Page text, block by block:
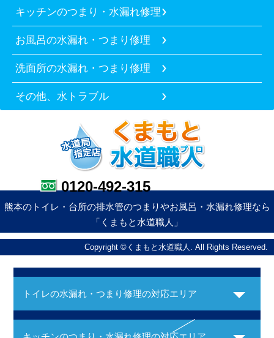
キッチンのつまり・水漏れ修理
お風呂の水漏れ・つまり修理
洗面所の水漏れ・つまり修理
その他、水トラブル
0120-492-315
熊本のトイレ・台所の排水管のつまりやお風呂・水漏れ修理なら
「くまもと水道職人」
Copyright ©くまもと水道職人. All Rights Reserved.
トイレの水漏れ・つまり修理の対応エリア